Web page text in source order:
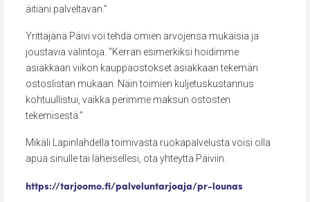
äitiäni palveltavan.”
Yrittäjänä Päivi voi tehdä omien arvojensa mukaisia ja
joustavia valintoja. “Kerran esimerkiksi hoidimme
asiakkaan viikon kauppaostokset asiakkaan tekemän
ostoslistan mukaan. Näin toimien kuljetuskustannus
kohtuullistui, vaikka perimme maksun ostosten
tekemisestä.”
Mikäli Lapinlahdella toimivasta ruokapalvelusta voisi olla
apua sinulle tai läheisellesi, ota yhteyttä Päiviin.
https://tarjoomo.fi/palveluntarjoaja/pr-lounas